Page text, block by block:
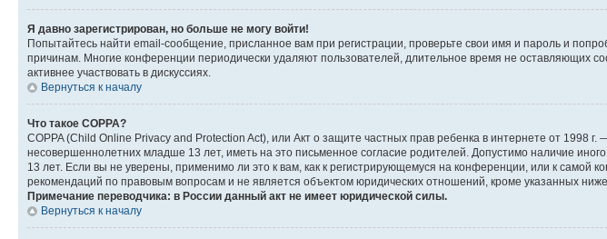
Я давно зарегистрирован, но больше не могу войти!
Попытайтесь найти email-сообщение, присланное вам при регистрации, проверьте свои имя и пароль и
причинам. Многие конференции периодически удаляют пользователей, длительное время не оставляющих
активнее участвовать в дискуссиях.
Вернуться к началу
Что такое COPPA?
COPPA (Child Online Privacy and Protection Act), или Акт о защите частных прав ребенка в интернете от
несовершеннолетних младше 13 лет, иметь на это письменное согласие родителей. Допустимо наличие
13 лет. Если вы не уверены, применимо ли это к вам, как к регистрирующемуся на конференции, или к
рекомендаций по правовым вопросам и не является объектом юридических отношений, кроме указанных ниже.
Примечание переводчика: в России данный акт не имеет юридической силы.
Вернуться к началу